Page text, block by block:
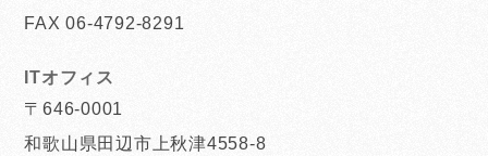
FAX 06-4792-8291
ITオフィス
〒646-0001
和歌山県田辺市上秋津4558-8